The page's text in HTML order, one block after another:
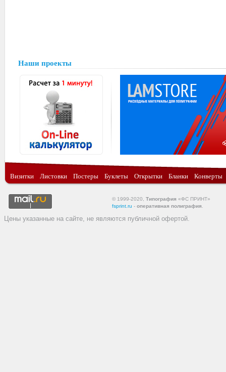
Наши проекты
Визитки Листовки Постеры Буклеты Открытки Бланки Конверты
© 1999-2020, Типография «ФС ПРИНТ»
fsprint.ru - оперативная полиграфия
Цены указанные на сайте, не являются публичной офертой.